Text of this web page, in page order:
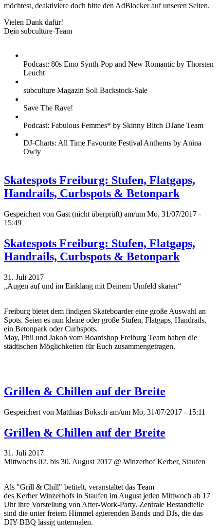
möchtest, deaktiviere doch bitte den AdBlocker auf unseren Seiten.
Vielen Dank dafür!
Dein subculture-Team
Podcast: 80s Emo Synth-Pop and New Romantic by Thorsten
Leucht
subculture Magazin Soli Backstock-Sale
Save The Rave!
Podcast: Fabulous Femmes* by Skinny Bitch DJane Team
DJ-Charts: All Time Favourite Festival Anthems by Anina
Owly
Skatespots Freiburg: Stufen, Flatgaps,
Handrails, Curbspots & Betonpark
Gespeichert von Gast (nicht überprüft) am/um Mo, 31/07/2017 -
15:49
Skatespots Freiburg: Stufen, Flatgaps,
Handrails, Curbspots & Betonpark
31. Juli 2017
„Augen auf und im Einklang mit Deinem Umfeld skaten“
Freiburg bietet dem findigen Skateboarder eine große Auswahl an
Spots. Seien es nun kleine oder große Stufen, Flatgaps, Handrails,
ein Betonpark oder Curbspots.
May, Phil und Jakob vom Boardshop Freiburg Team haben die
städtischen Möglichkeiten für Euch zusammengetragen.
Grillen & Chillen auf der Breite
Gespeichert von Matthias Boksch am/um Mo, 31/07/2017 - 15:11
Grillen & Chillen auf der Breite
31. Juli 2017
Mittwochs 02. bis 30. August 2017 @ Winzerhof Kerber, Staufen
Als "Grill & Chill" betitelt, veranstaltet das Team
des KerberWinzerhofs in Staufen im August jeden Mittwoch ab 17
Uhr ihre Vorstellung von After-Work-Party. Zentrale Bestandteile
sind die unter freiem Himmel agierenden Bands und DJs, die das
DIY-BBQ lässig untermalen.